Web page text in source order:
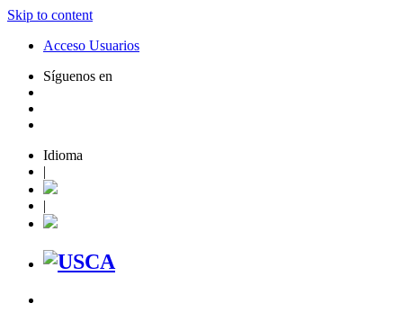
Skip to content
Acceso Usuarios
Síguenos en
Idioma
|
|